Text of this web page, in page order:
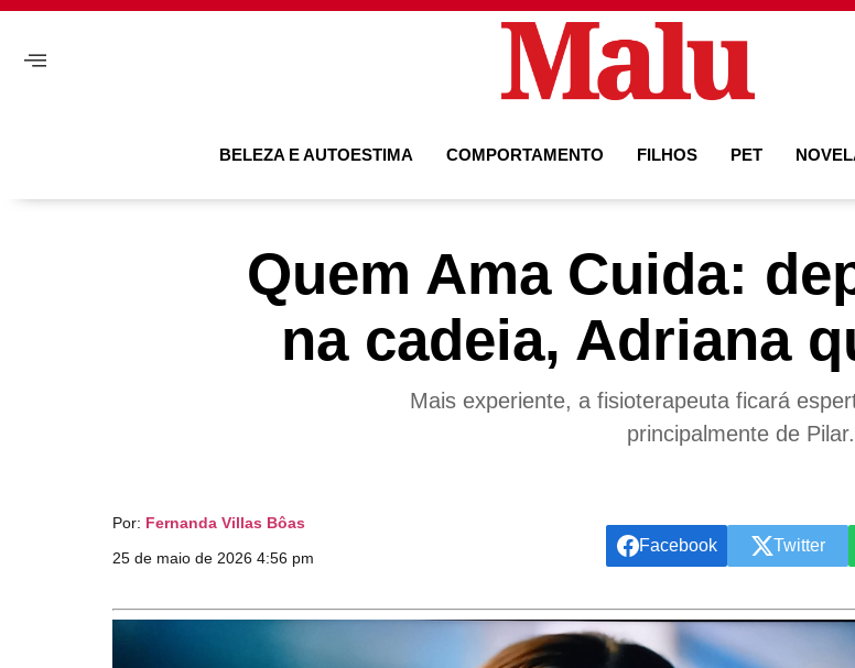
BELEZA E AUTOESTIMA COMPORTAMENTO FILHOS PET
Quem Ama Cuida:
na cadeia, Adriana
Mais experiente, a fisioterapeuta ficará
principalmente de Pilar.
Por: Fernanda Villas Bôas
25 de maio de 2026 4:56 pm
Facebook Twitter